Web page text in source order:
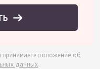
принимаете положение об
данных.